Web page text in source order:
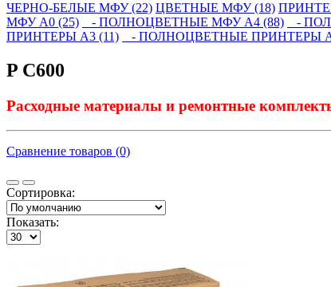
ЧЕРНО-БЕЛЫЕ МФУ (22) ЦВЕТНЫЕ МФУ (18)
МФУ А0 (25)
- ПОЛНОЦВЕТНЫЕ МФУ А4 (88) -
ПРИНТЕРЫ А3 (11)
- ПОЛНОЦВЕТНЫЕ ПРИНТЕРЫ
P C600
Расходные материалы и ремонтные
Сравнение товаров (0)
Сортировка:
Показать: